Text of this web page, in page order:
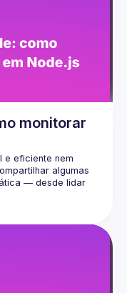
monitorar
e eficiente nem
algumas
— desde lidar
falhas antes
algumas